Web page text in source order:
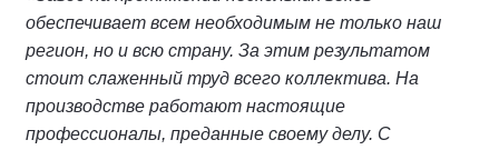
обеспечивает всем необходимым не только наш
регион, но и всю страну. За этим результатом
стоит слаженный труд всего коллектива. На
производстве работают настоящие
профессионалы, преданные своему делу. С